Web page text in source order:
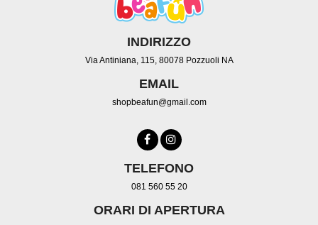
INDIRIZZO
Via Antiniana, 115, 80078 Pozzuoli NA
EMAIL
shopbeafun@gmail.com
TELEFONO
081 560 55 20
ORARI DI APERTURA